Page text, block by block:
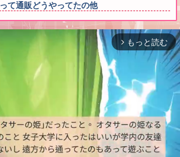
て通販どうやってたの他
arrow_forward_ios もっと読む